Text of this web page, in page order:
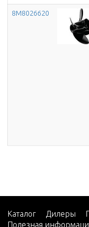
8M8026620
Каталог Дилеры
Полезная